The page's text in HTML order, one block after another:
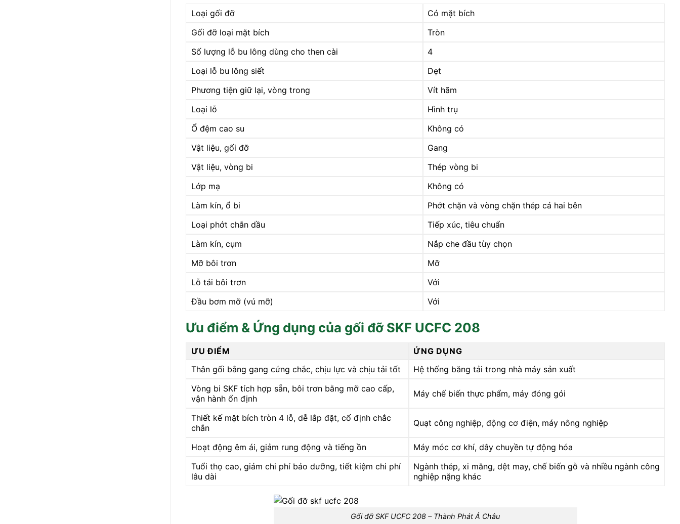
Loại gối đỡ
Có mặt bích
Gối đỡ loại mặt bích
Tròn
Số lượng lỗ bu lông dùng cho then cài
4
Loại lỗ bu lông siết
Dẹt
Phương tiện giữ lại, vòng trong
Vít hãm
Loại lỗ
Hình trụ
Ổ đệm cao su
Không có
Vật liệu, gối đỡ
Gang
Vật liệu, vòng bi
Thép vòng bi
Lớp mạ
Không có
Làm kín, ổ bi
Phớt chặn và vòng chặn thép cả hai bên
Loại phớt chắn dầu
Tiếp xúc, tiêu chuẩn
Làm kín, cụm
Nắp che đầu tùy chọn
Mỡ bôi trơn
Mỡ
Lỗ tái bôi trơn
Với
Đầu bơm mỡ (vú mỡ)
Với
Ưu điểm & Ứng dụng của gối đỡ SKF UCFC 208
ƯU ĐIỂM
ỨNG DỤNG
Thân gối bằng gang cứng chắc, chịu lực và chịu tải tốt
Hệ thống băng tải trong nhà máy sản xuất
Vòng bi SKF tích hợp sẵn, bôi trơn bằng mỡ cao cấp,
vận hành ổn định
Máy chế biến thực phẩm, máy đóng gói
Thiết kế mặt bích tròn 4 lỗ, dễ lắp đặt, cố định chắc
chắn
Quạt công nghiệp, động cơ điện, máy nông nghiệp
Hoạt động êm ái, giảm rung động và tiếng ồn
Máy móc cơ khí, dây chuyền tự động hóa
Tuổi thọ cao, giảm chi phí bảo dưỡng, tiết kiệm chi phí
lâu dài
Ngành thép, xi măng, dệt may, chế biến gỗ và nhiều ngành công
nghiệp nặng khác
Gối đỡ SKF UCFC 208 – Thành Phát Á Châu